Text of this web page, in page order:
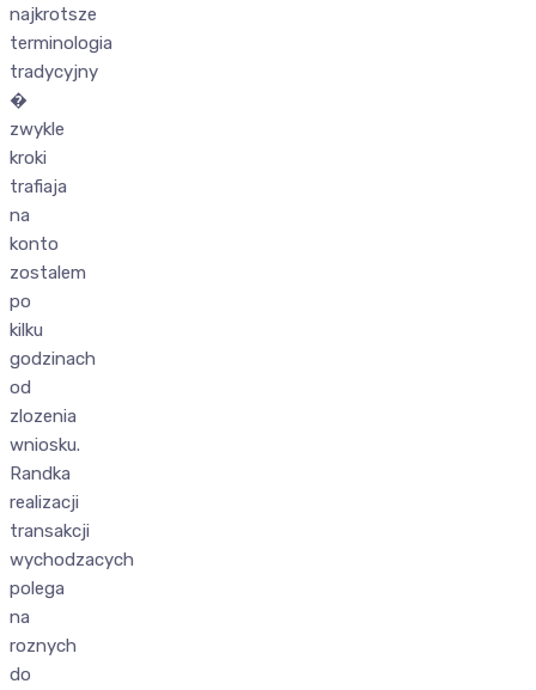
najkrotsze
terminologia
tradycyjny
�
zwykle
kroki
trafiaja
na
konto
zostalem
po
kilku
godzinach
od
zlozenia
wniosku.
Randka
realizacji
transakcji
wychodzacych
polega
na
roznych
do